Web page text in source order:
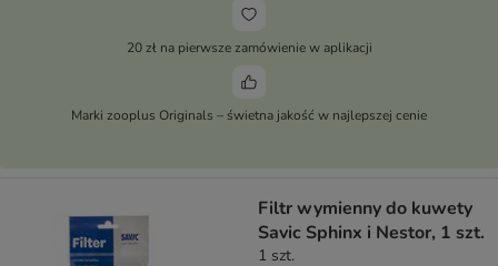
20 zł na pierwsze zamówienie w aplikacji
Marki zooplus Originals – świetna jakość w najlepszej cenie
Filtr wymienny do kuwety
Savic Sphinx i Nestor, 1 szt.
1 szt.